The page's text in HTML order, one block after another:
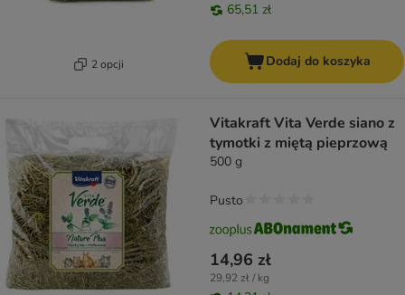
2 opcji
65,51 zł
Dodaj do koszyka
Vitakraft Vita Verde siano z
tymotki z miętą pieprzową
500 g
14,96 zł
29,92 zł / kg
Pusto